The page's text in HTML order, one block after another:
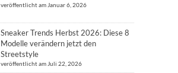
veröffentlicht am Januar 6, 2026
Sneaker Trends Herbst 2026: Diese 8
Modelle verändern jetzt den
Streetstyle
veröffentlicht am Juli 22, 2026